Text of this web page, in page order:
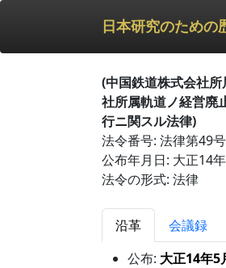
日本研究のための
(中国鉄道株式会社
社所属軌道ノ経営廃
行ニ関スル法律)
法令番号: 法律第49号
公布年月日: 大正14
法令の形式: 法律
沿革 会議録
公布: 大正14年5